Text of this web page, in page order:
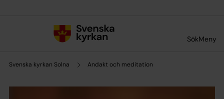
SökMeny
Svenska kyrkan Solna Andakt och meditation